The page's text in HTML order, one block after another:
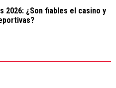
2026: ¿Son fiables el casino y